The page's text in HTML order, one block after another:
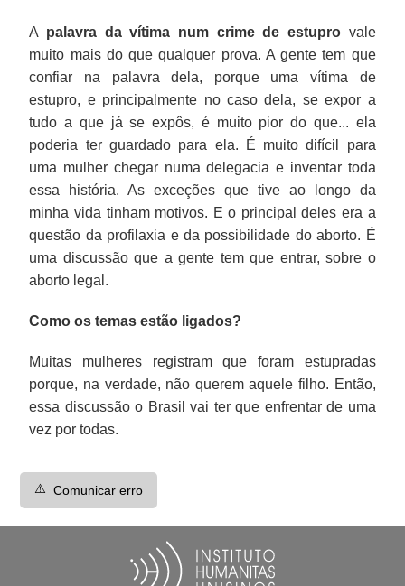
A palavra da vítima num crime de estuprovale
muito mais do que qualquer prova. A gente tem que
confiar na palavra dela, porque uma vítima de
estupro, e principalmente no caso dela, se expor a
tudo a que já se expôs, é muito pior do que... ela
poderia ter guardado para ela. É muito difícil para
uma mulher chegar numa delegacia e inventar toda
essa história. As exceções que tive ao longo da
minha vida tinham motivos. E o principal deles era a
questão da profilaxia e da possibilidade do aborto. É
uma discussão que a gente tem que entrar, sobre o
aborto legal.
Como os temas estão ligados?
Muitas mulheres registram que foram estupradas
porque, na verdade, não querem aquele filho. Então,
essa discussão o Brasil vai ter que enfrentar de uma
vez por todas.
⚠️ Comunicar erro